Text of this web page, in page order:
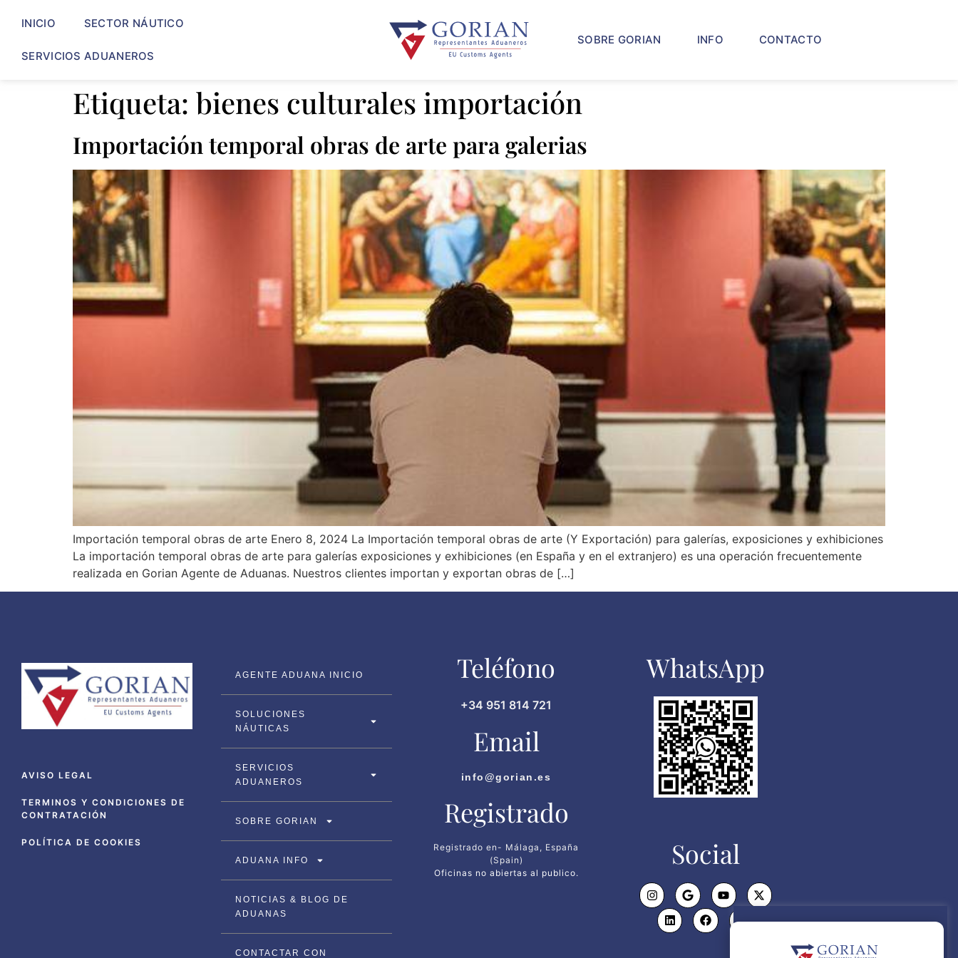
INICIO SECTOR NÁUTICO
SERVICIOS ADUANEROS
SOBRE GORIAN INFO CONTACTO
Etiqueta: bienes culturales importación
Importación temporal obras de arte para galerias
Importación temporal obras de arte Enero 8, 2024 La Importación temporal obras de arte (Y Exportación) para galerías, exposiciones y exhibiciones
La importación temporal obras de arte para galerías exposiciones y exhibiciones (en España y en el extranjero) es una operación frecuentemente
realizada en Gorian Agente de Aduanas. Nuestros clientes importan y exportan obras de […]
AVISO LEGAL
TERMINOS Y CONDICIONES DE
CONTRATACIÓN
POLÍTICA DE COOKIES
AGENTE ADUANA INICIO
SOLUCIONES
NÁUTICAS
SERVICIOS
ADUANEROS
SOBRE GORIAN
ADUANA INFO
NOTICIAS & BLOG DE
ADUANAS
CONTACTAR CON
Teléfono
+34 951 814 721
Email
info@gorian.es
Registrado
Registrado en- Málaga, España
(Spain)
Oficinas no abiertas al publico.
WhatsApp​
Social
Utilizamos cookies propias para el